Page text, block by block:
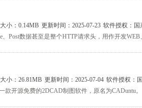
大小：0.14MB 更新时间：2025-07-23 软件授权： 国
大小：26.81MB 更新时间：2025-07-04 软件授权：